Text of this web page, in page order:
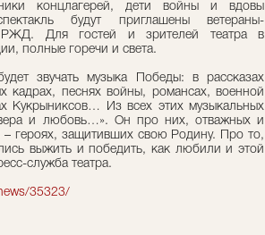
концлагерей, дети войны и вдовы
будут приглашены ветераны-
РЖД. Для гостей и зрителей театра в
полные горечи и света.
звучать музыка Победы: в рассказах
кадрах, песнях войны, романсах, военной
Кукрыниксов… Из всех этих музыкальных
и любовь…». Он про них, отважных и
– героях, защитивших свою Родину. Про то,
выжить и победить, как любили и этой
служба театра.
35323/